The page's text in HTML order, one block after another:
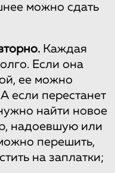
можно сдать
Каждая
Если она
ее можно
если перестанет
найти новое
надоевшую или
перешить,
на заплатки;